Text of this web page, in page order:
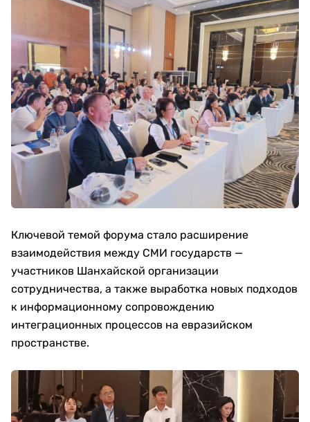
Ключевой темой форума стало расширение
взаимодействия между СМИ государств —
участников Шанхайской организации
сотрудничества, а также выработка новых подходов
к информационному сопровождению
интеграционных процессов на евразийском
пространстве.